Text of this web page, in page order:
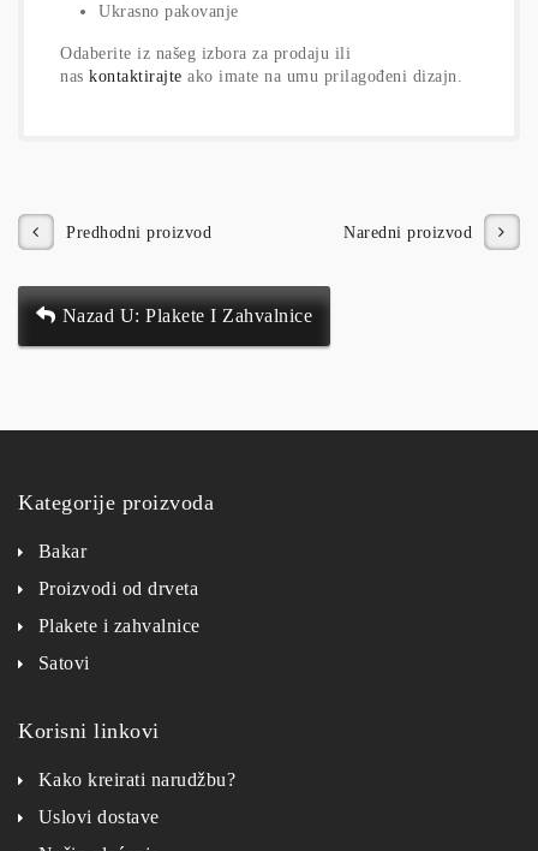
Ukrasno pakovanje
Odaberite iz našeg izbora za prodaju ili
nas kontaktirajte ako imate na umu prilagođeni dizajn.
Naredni proizvod
Predhodni proizvod
Nazad U: Plakete I Zahvalnice
Kategorije proizvoda
Bakar
Proizvodi od drveta
Plakete i zahvalnice
Satovi
Korisni linkovi
Kako kreirati narudžbu?
Uslovi dostave